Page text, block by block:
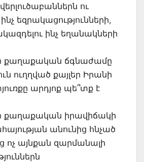
ու
եզրակացությունների,
ինչ եղանակների
քաղաքական ճգնաժամը
ուղղված քայլեր Իրանի
արդյոք պե՞տք է
քաղաքական իրավիճակի
անունից հնչած
ոչ այնքան զարմանալի